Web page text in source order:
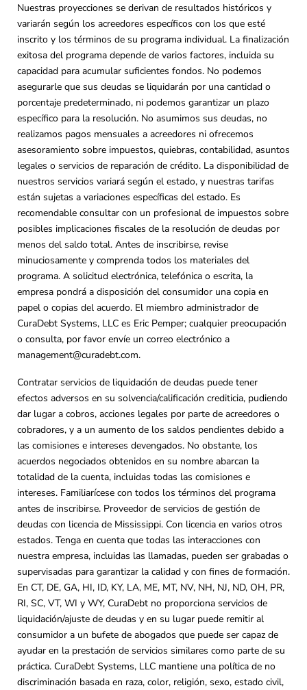
Nuestras proyecciones se derivan de resultados históricos y
variarán según los acreedores específicos con los que esté
inscrito y los términos de su programa individual. La finalización
exitosa del programa depende de varios factores, incluida su
capacidad para acumular suficientes fondos. No podemos
asegurarle que sus deudas se liquidarán por una cantidad o
porcentaje predeterminado, ni podemos garantizar un plazo
específico para la resolución. No asumimos sus deudas, no
realizamos pagos mensuales a acreedores ni ofrecemos
asesoramiento sobre impuestos, quiebras, contabilidad, asuntos
legales o servicios de reparación de crédito. La disponibilidad de
nuestros servicios variará según el estado, y nuestras tarifas
están sujetas a variaciones específicas del estado. Es
recomendable consultar con un profesional de impuestos sobre
posibles implicaciones fiscales de la resolución de deudas por
menos del saldo total. Antes de inscribirse, revise
minuciosamente y comprenda todos los materiales del
programa. A solicitud electrónica, telefónica o escrita, la
empresa pondrá a disposición del consumidor una copia en
papel o copias del acuerdo. El miembro administrador de
CuraDebt Systems, LLC es Eric Pemper; cualquier preocupación
o consulta, por favor envíe un correo electrónico a
management@curadebt.com.
Contratar servicios de liquidación de deudas puede tener
efectos adversos en su solvencia/calificación crediticia, pudiendo
dar lugar a cobros, acciones legales por parte de acreedores o
cobradores, y a un aumento de los saldos pendientes debido a
las comisiones e intereses devengados. No obstante, los
acuerdos negociados obtenidos en su nombre abarcan la
totalidad de la cuenta, incluidas todas las comisiones e
intereses. Familiarícese con todos los términos del programa
antes de inscribirse. Proveedor de servicios de gestión de
deudas con licencia de Mississippi. Con licencia en varios otros
estados. Tenga en cuenta que todas las interacciones con
nuestra empresa, incluidas las llamadas, pueden ser grabadas o
supervisadas para garantizar la calidad y con fines de formación.
En CT, DE, GA, HI, ID, KY, LA, ME, MT, NV, NH, NJ, ND, OH, PR,
RI, SC, VT, WI y WY, CuraDebt no proporciona servicios de
liquidación/ajuste de deudas y en su lugar puede remitir al
consumidor a un bufete de abogados que puede ser capaz de
ayudar en la prestación de servicios similares como parte de su
práctica. CuraDebt Systems, LLC mantiene una política de no
discriminación basada en raza, color, religión, sexo, estado civil,